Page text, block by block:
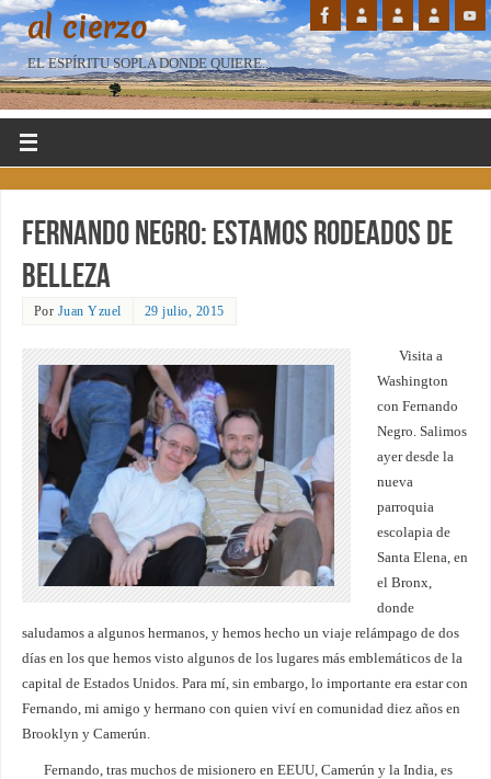
al cierzo
EL ESPÍRITU SOPLA DONDE QUIERE...
Fernando Negro: estamos rodeados de
belleza
Por Juan Yzuel 29 julio, 2015
Visita a
Washington
con Fernando
Negro. Salimos
ayer desde la
nueva
parroquia
escolapia de
Santa Elena, en
el Bronx,
donde
saludamos a algunos hermanos, y hemos hecho un viaje relámpago de dos
días en los que hemos visto algunos de los lugares más emblemáticos de la
capital de Estados Unidos. Para mí, sin embargo, lo importante era estar con
Fernando, mi amigo y hermano con quien viví en comunidad diez años en
Brooklyn y Camerún.
Fernando, tras muchos de misionero en EEUU, Camerún y la India, es